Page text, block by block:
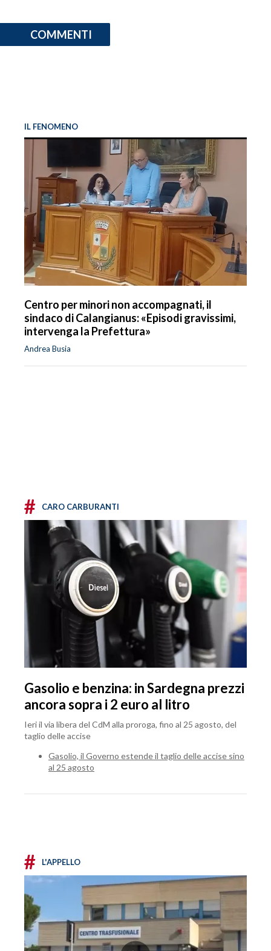
COMMENTI
IL FENOMENO
Centro per minori non accompagnati, il
sindaco di Calangianus: «Episodi gravissimi,
intervenga la Prefettura»
Andrea Busia
# CARO CARBURANTI
Gasolio e benzina: in Sardegna prezzi
ancora sopra i 2 euro al litro
Ieri il via libera del CdM alla proroga, fino al 25 agosto, del
taglio delle accise
Gasolio, il Governo estende il taglio delle accise sino
al 25 agosto
# L'APPELLO